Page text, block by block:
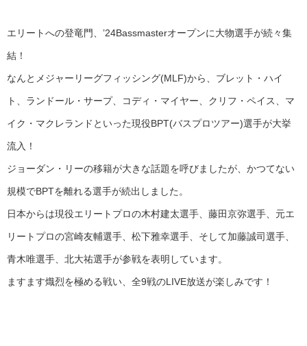
エリートへの登竜門、’24Bassmasterオープンに大物選手が続々集
結！
なんとメジャーリーグフィッシング(MLF)から、ブレット・ハイ
ト、ランドール・サープ、コディ・マイヤー、クリフ・ペイス、マ
イク・マクレランドといった現役BPT(バスプロツアー)選手が大挙
流入！
ジョーダン・リーの移籍が大きな話題を呼びましたが、かつてない
規模でBPTを離れる選手が続出しました。
日本からは現役エリートプロの木村建太選手、藤田京弥選手、元エ
リートプロの宮崎友輔選手、松下雅幸選手、そして加藤誠司選手、
青木唯選手、北大祐選手が参戦を表明しています。
ますます熾烈を極める戦い、全9戦のLIVE放送が楽しみです！